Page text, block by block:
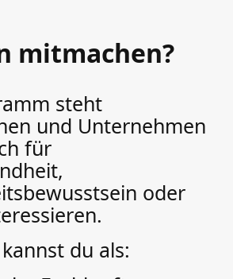
mitmachen?
steht
und Unternehmen
für
oder
du als: